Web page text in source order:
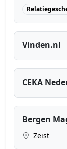
Vinden.nl
CEKA
Bergen
Zeist